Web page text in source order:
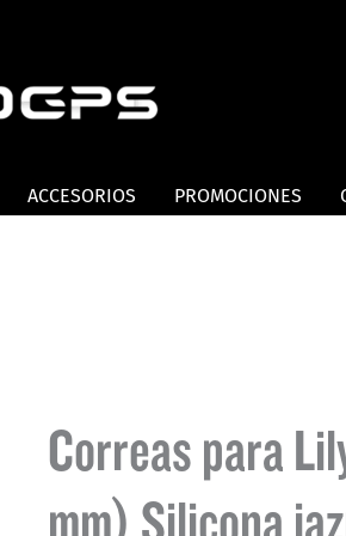
ACCESORIOS PROMOCIONES
Correas para